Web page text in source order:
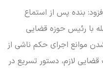
بنده پس از استماع
با رئیس حوزه قضایی
موانع اجرای حکم ناشی از
قضایی لازم، دستور تسریع در